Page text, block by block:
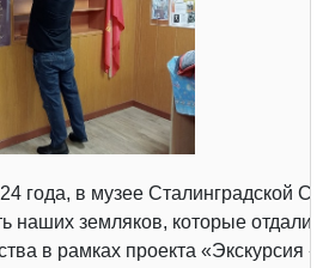
года, в музее Сталинградской
наших земляков, которые
в рамках проекта